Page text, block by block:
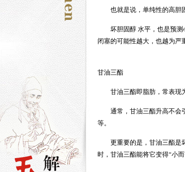
也就是说，单纯性的高胆
坏胆固醇 水平，也是预
闭塞的可能性越大，也越为严
甘油三酯
甘油三酯即脂肪，常表现
通常，甘油三酯升高不会
等。
更重要的是，甘油三酯是
时，甘油三酯能将它变得“小